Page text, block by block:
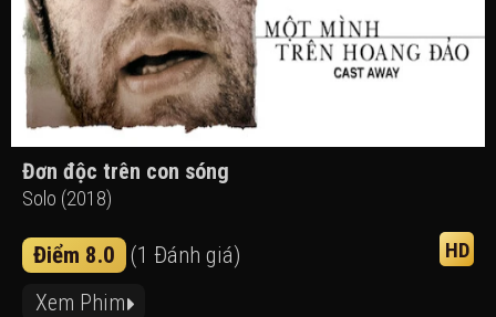
Đơn độc trên con sóng
Solo (2018)
Điểm 8.0 (1 Đánh giá) HD
Xem Phim